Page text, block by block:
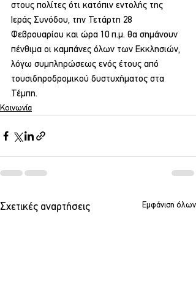
στους πολίτες ότι κατόπιν εντολής της
Ιεράς Συνόδου, την Τετάρτη 28
Φεβρουαρίου και ώρα 10 π.μ. θα σημάνουν
πένθιμα οι καμπάνες όλων των Εκκλησιών,
λόγω συμπληρώσεως ενός έτους από
τουσιδηροδρομικού δυστυχήματος στα
Τέμπη.
Κοινωνία
Σχετικές αναρτήσεις Εμφάνιση όλων